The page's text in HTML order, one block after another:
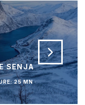
SENJA
25 MN ·